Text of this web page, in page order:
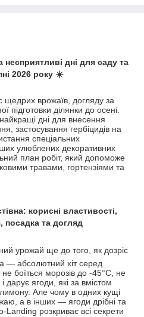
несприятливі дні для саду та
2026 року ☀️
врожаїв, догляду за
підготовки ділянки до осені.
дні для внесення
застосування гербіцидів на
спеціальних
улюблених декоративних
план робіт, який допоможе
травами, гортензіями та
корисні властивості,
посадка та догляд
урожай ще до того, як дозріє
— абсолютний хіт серед
не боїться морозів до -45°C, не
дарує ягоди, які за вмістом
Але чому в одних кущі
а в інших — ягоди дрібні та
Landing розкриває всі секрети